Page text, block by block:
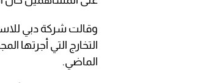
وقالت شركة دبي
الماضي.